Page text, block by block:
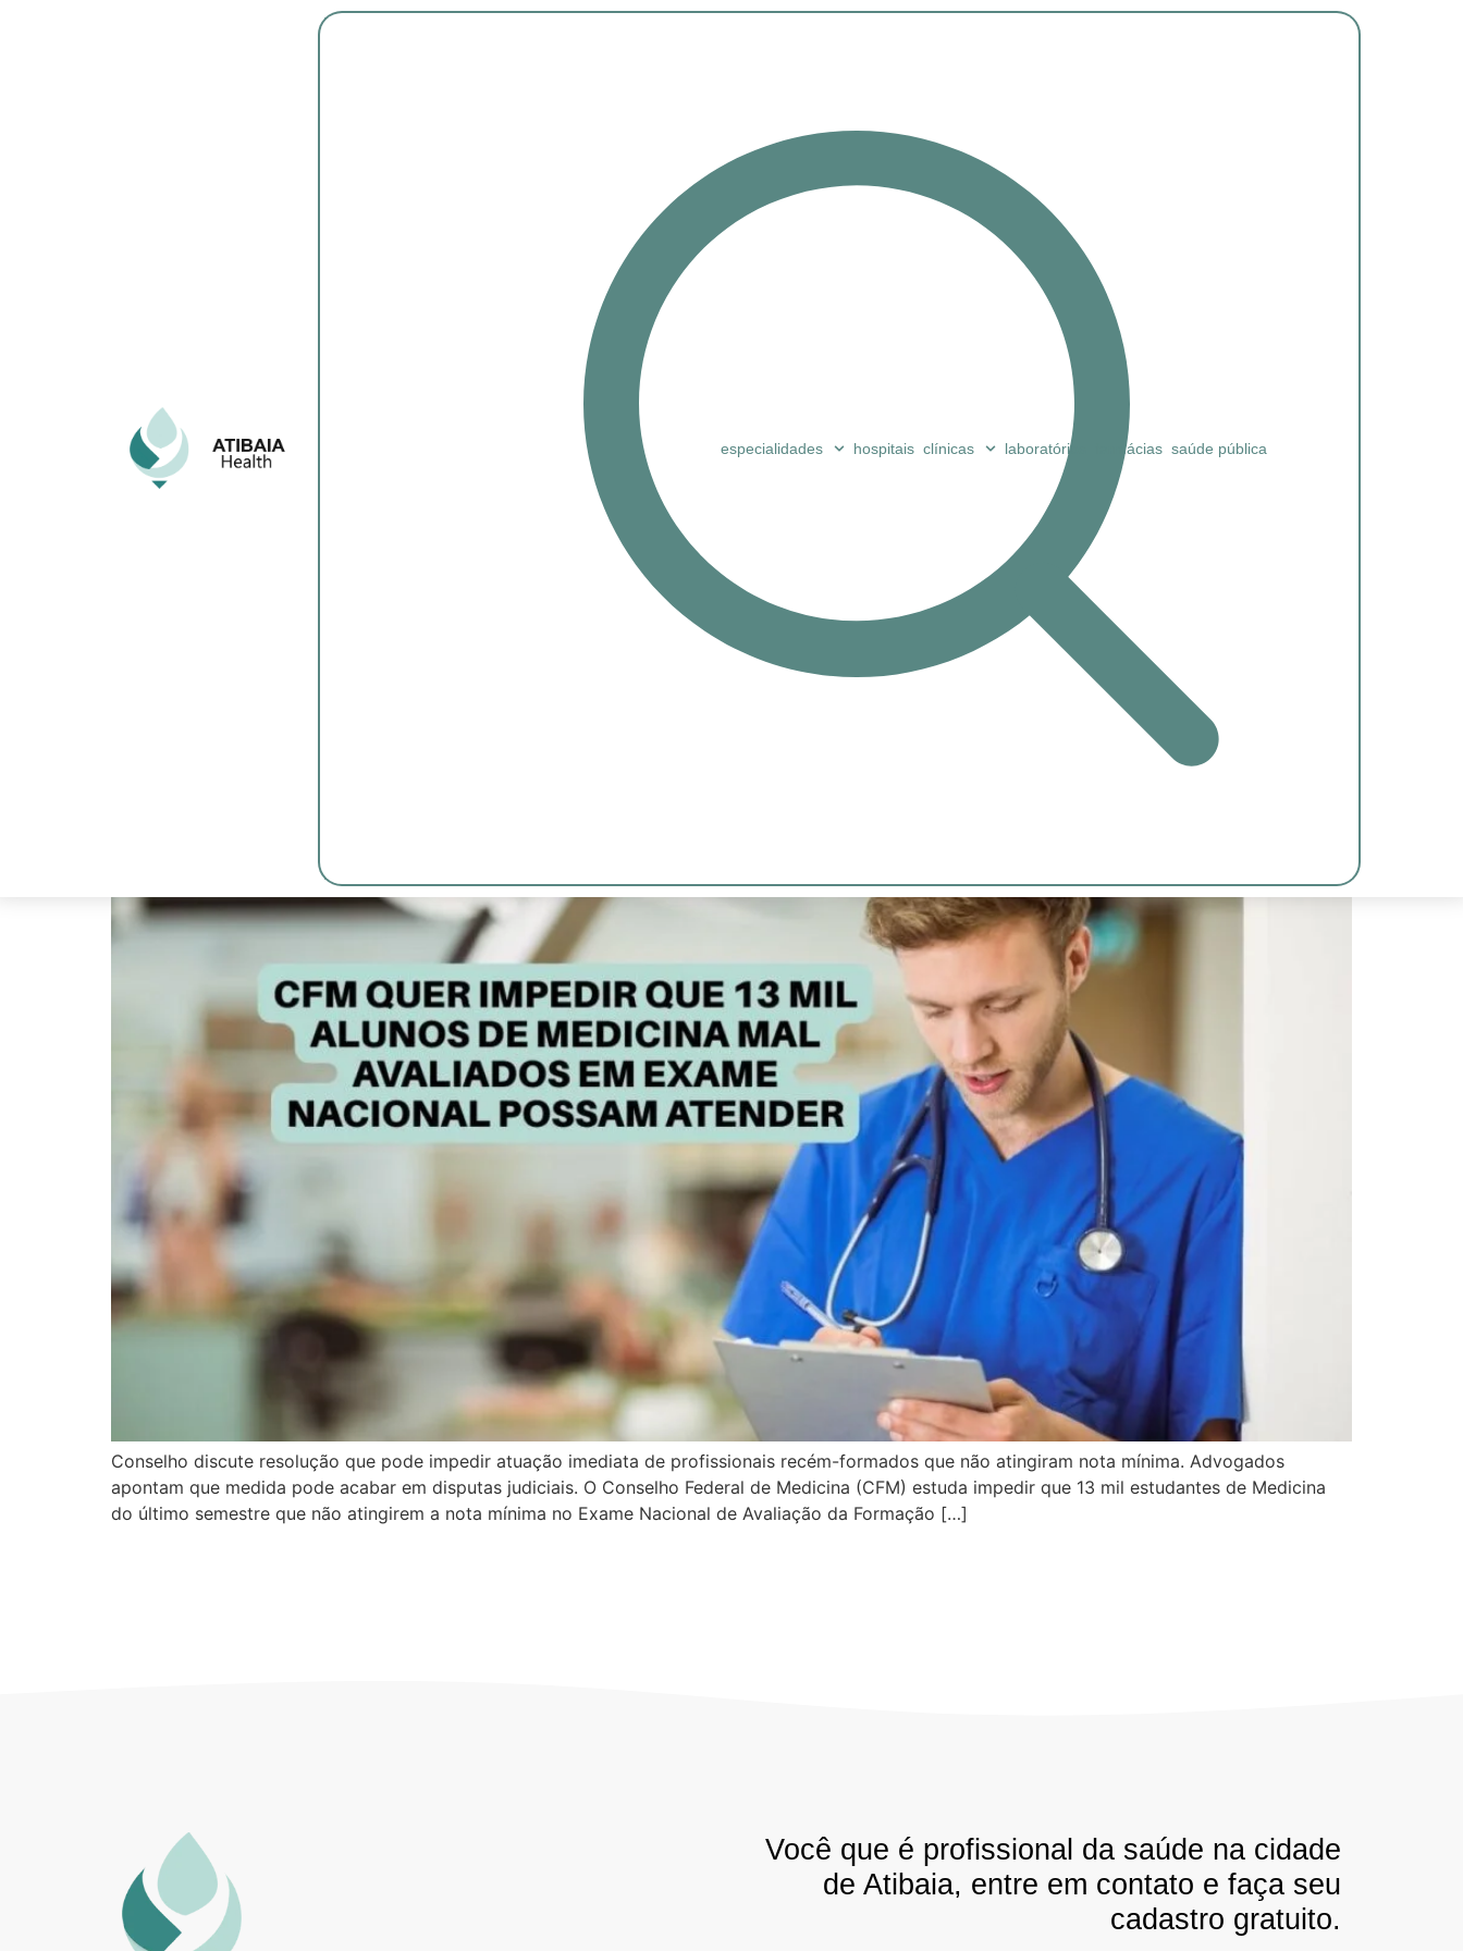
especialidades hospitais clínicas laboratórios farmácias saúde pública
Conselho discute resolução que pode impedir atuação imediata de profissionais recém-formados que não atingiram nota mínima. Advogados
apontam que medida pode acabar em disputas judiciais. O Conselho Federal de Medicina (CFM) estuda impedir que 13 mil estudantes de Medicina
do último semestre que não atingirem a nota mínima no Exame Nacional de Avaliação da Formação […]
Você que é profissional da saúde na cidade
de Atibaia, entre em contato e faça seu
cadastro gratuito.